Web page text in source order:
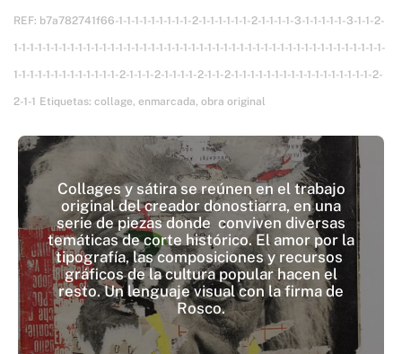
REF: b7a782741f66-1-1-1-1-1-1-1-1-1-2-1-1-1-1-1-1-2-1-1-1-1-3-1-1-1-1-1-3-1-1-2-
1-1-1-1-1-1-1-1-1-1-1-1-1-1-1-1-1-1-1-1-1-1-1-1-1-1-1-1-1-1-1-1-1-1-1-1-1-1-1-1-1-1-1-1-1-1-
1-1-1-1-1-1-1-1-1-1-1-1-1-2-1-1-1-2-1-1-1-1-2-1-1-2-1-1-1-1-1-1-1-1-1-1-1-1-1-1-1-1-1-2-
2-1-1 Etiquetas: collage, enmarcada, obra original
Collages y sátira se reúnen en el trabajo
original del creador donostiarra, en una
serie de piezas donde conviven diversas
temáticas de corte histórico. El amor por la
tipografía, las composiciones y recursos
gráficos de la cultura popular hacen el
resto. Un lenguaje visual con la firma de
Rosco.